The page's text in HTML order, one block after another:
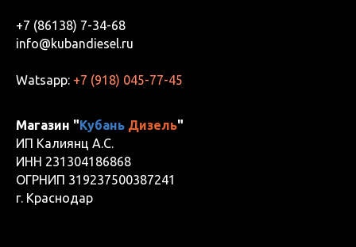
+7 (86138) 7-34-68
info@kubandiesel.ru
Watsapp: +7 (918) 045-77-45
Магазин "Кубань Дизель"
ИП Калиянц А.С.
ИНН 231304186868
ОГРНИП 319237500387241
г. Краснодар